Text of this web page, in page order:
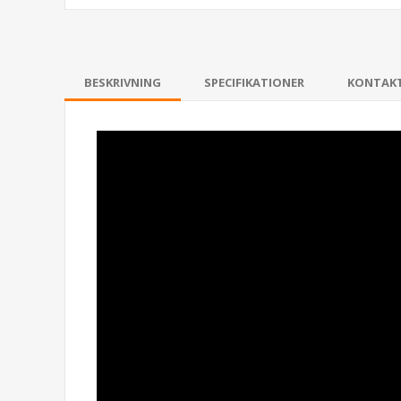
BESKRIVNING SPECIFIKATIONER